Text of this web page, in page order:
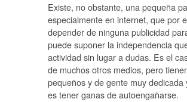
Existe, no obstante, una pequeña
especialmente en internet, que por
depender de ninguna publicidad
puede suponer la independencia
actividad sin lugar a dudas. Es el
de muchos otros medios, pero
pequeños y de gente muy dedicada
es tener ganas de autoengañarse.